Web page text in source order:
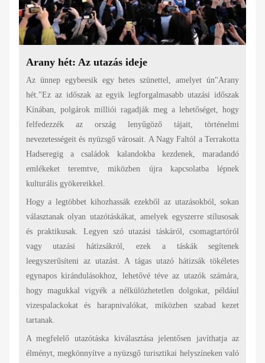
Arany hét: Az utazás ideje
Az ünnep egybeesik egy hetes szünettel, amelyet ún"Arany
hét."Ez az időszak az egyik legforgalmasabb utazási időszak
Kínában, polgárok milliói ragadják meg a lehetőséget, hogy
felfedezzék az ország lenyűgöző tájait, történelmi
nevezetességeit és nyüzsgő városait. A Nagy Faltól a Terrakotta
Hadseregig a családok kalandokba kezdenek, maradandó
emlékeket teremtve, miközben újra kapcsolatba lépnek
kulturális gyökereikkel.
Hogy a legtöbbet kihozhassák ezekből az utazásokból, sokan
választanak olyan utazótáskákat, amelyek egyszerre stílusosak
és praktikusak. Legyen szó utazási táskáról, csomagtartóról
vagy utazási hátizsákról, ezek a táskák segítenek
leegyszerűsíteni az utazást. A tágas utazó hátizsák tökéletes
egynapos kirándulásokhoz, lehetővé téve az utazók számára,
hogy magukkal vigyék a nélkülözhetetlen dolgokat, például
vizespalackokat és harapnivalókat, miközben szabad kezet
tartanak.
A megfelelő utazótáska kiválasztása jelentősen javíthatja az
élményt, megkönnyítve a nyüzsgő turisztikai helyszíneken való